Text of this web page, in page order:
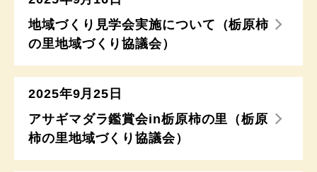
地域づくり見学会実施について（栃原柿
の里地域づくり協議会）
2025年9月25日
アサギマダラ鑑賞会in栃原柿の里（栃原
柿の里地域づくり協議会）